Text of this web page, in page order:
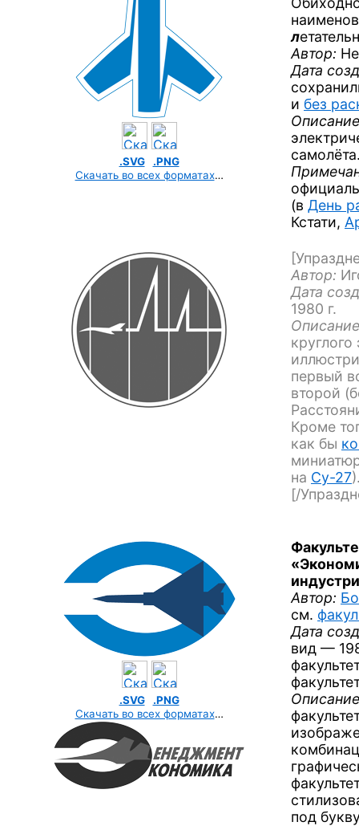
.SVG
.PNG
Скачать во всех форматах…
л
Автор:
Дата
и без
(в День
Кстати,
Автор:
Дата
1980 г.
первый
второй
Кроме
как бы
на Су-27
[/
.SVG
.PNG
Скачать во всех форматах…
Автор:
см.
Дата
вид —
под